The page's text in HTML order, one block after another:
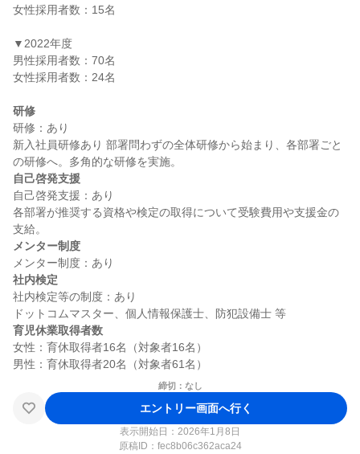
女性採用者数：15名
▼2022年度
男性採用者数：70名
女性採用者数：24名
研修
研修：あり
新入社員研修あり 部署問わずの全体研修から始まり、各部署ごと
自己啓発支援
自己啓発支援：あり
各部署が推奨する資格や検定の取得について受験費用や支援金の
メンター制度
社内検定
社内検定等の制度：あり
育児休業取得者数
女性：育休取得者16名（対象者16名）
締切：なし
エントリー画面へ行く
表示開始日：2026年1月8日
原稿ID： fec8b06c362aca24